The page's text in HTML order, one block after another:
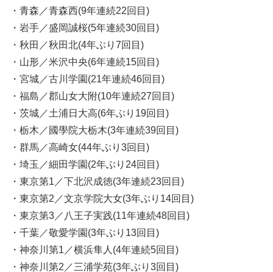
・青森／青森西(9年連続22回目)
・岩手／盛岡誠桜(5年連続30回目)
・秋田／秋田北(4年ぶり7回目)
・山形／米沢中央(6年連続15回目)
・宮城／古川学園(21年連続46回目)
・福島／郡山女大附(10年連続27回目)
・茨城／土浦日大高(6年ぶり19回目)
・栃木／國學院大栃木(3年連続39回目)
・群馬／高崎女(44年ぶり3回目)
・埼玉／細田学園(2年ぶり24回目)
・東京第1／下北沢成徳(3年連続23回目)
・東京第2／文京学院大女(3年ぶり14回目)
・東京第3／八王子実践(11年連続48回目)
・千葉／敬愛学園(3年ぶり13回目)
・神奈川第1／横浜隼人(4年連続5回目)
・神奈川第2／三浦学苑(3年ぶり3回目)